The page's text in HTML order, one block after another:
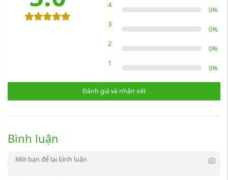
4
0%
3
0%
2
0%
1
0%
Đánh giá và nhận xét
Bình luận